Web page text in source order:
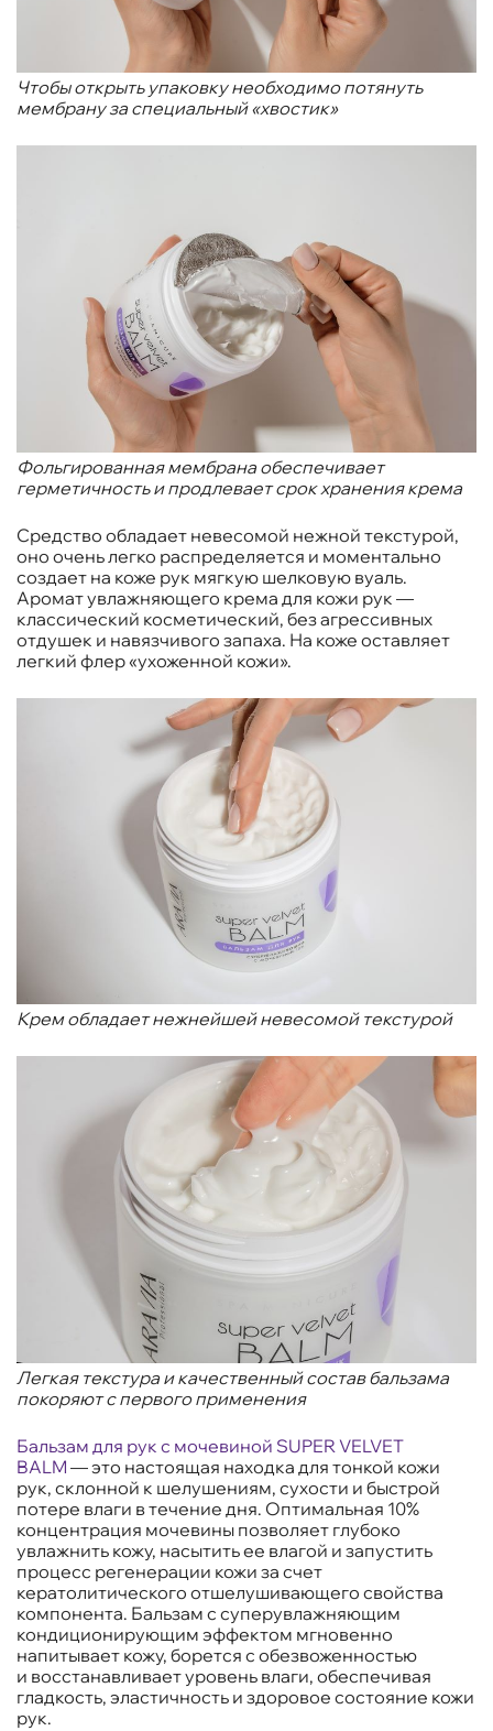
Чтобы открыть упаковку необходимо потянуть
мембрану за специальный «хвостик»
Фольгированная мембрана обеспечивает
герметичность и продлевает срок хранения крема
Средство обладает невесомой нежной текстурой,
оно очень легко распределяется и моментально
создает на коже рук мягкую шелковую вуаль.
Аромат увлажняющего крема для кожи рук —
классический косметический, без агрессивных
отдушек и навязчивого запаха. На коже оставляет
легкий флер «ухоженной кожи».
Крем обладает нежнейшей невесомой текстурой
Легкая текстура и качественный состав бальзама
покоряют с первого применения
Бальзам для рук с мочевиной SUPER VELVET
BALM — это настоящая находка для тонкой кожи
рук, склонной к шелушениям, сухости и быстрой
потере влаги в течение дня. Оптимальная 10%
концентрация мочевины позволяет глубоко
увлажнить кожу, насытить ее влагой и запустить
процесс регенерации кожи за счет
кератолитического отшелушивающего свойства
компонента. Бальзам с суперувлажняющим
кондиционирующим эффектом мгновенно
напитывает кожу, борется с обезвоженностью
и восстанавливает уровень влаги, обеспечивая
гладкость, эластичность и здоровое состояние кожи
рук.